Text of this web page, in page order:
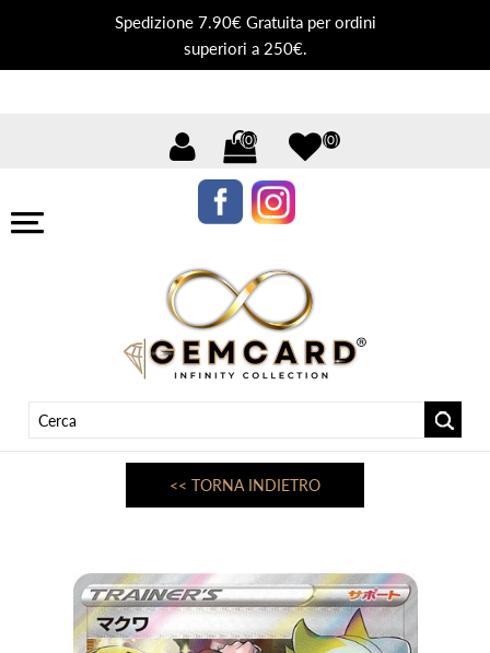
Spedizione 7.90€ Gratuita per ordini
superiori a 250€.
(0) (0)
<< TORNA INDIETRO